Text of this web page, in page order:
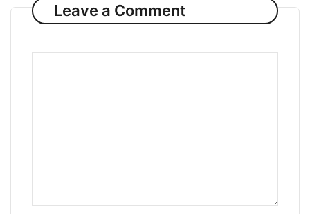
Leave a Comment